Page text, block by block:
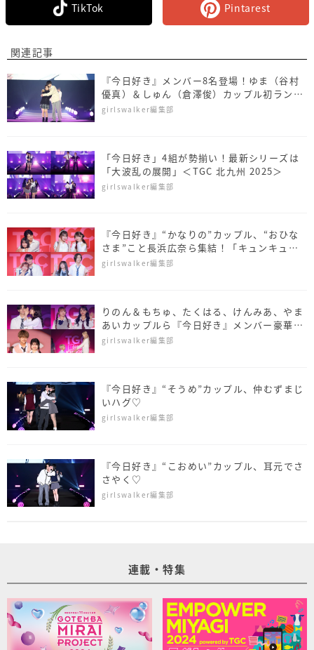
TikTok Pintarest
関連記事
『今日好き』メンバー8名登場！ゆま（谷村
優真）＆しゅん（倉澤俊）カップル初ランウ
ェイ＜SDGs推進 TGC しずおか 2026＞
girlswalker編集部
「今日好き」4組が勢揃い！最新シリーズは
「大波乱の展開」＜TGC 北九州 2025＞
girlswalker編集部
『今日好き』“かなりの”カップル、“おひな
さま”こと長浜広奈ら集結！「キュンキュン
保証します♡」＜TGC teen 2025 Summer
girlswalker編集部
りのん＆もちゅ、たくはる、けんみあ、やま
あいカップルら『今日好き』メンバー豪華集
結！＜TGC teen ICHINOSEKI 2025＞
girlswalker編集部
『今日好き』“そうめ”カップル、仲むずまじ
いハグ♡
girlswalker編集部
『今日好き』“こおめい”カップル、耳元でさ
さやく♡
girlswalker編集部
連載・特集